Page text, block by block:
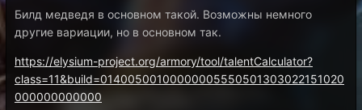
Билд медведя в основном такой. Возможны немного
другие вариации, но в основном так.
https://elysium-project.org/armory/tool/talentCalculator?
class=11&build=01400500100000005550501303022151020
000000000000